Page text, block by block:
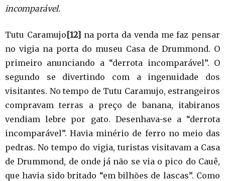
incomparável.
Tutu Caramujo[12]na porta da venda me faz pensar
no vigia na porta do museu Casa de Drummond. O
primeiro anunciando a “derrota incomparável”. O
segundo se divertindo com a ingenuidade dos
visitantes. No tempo de Tutu Caramujo, estrangeiros
compravam terras a preço de banana, itabiranos
vendiam lebre por gato. Desenhava-se a “derrota
incomparável”. Havia minério de ferro no meio das
pedras. No tempo do vigia, turistas visitavam a Casa
de Drummond, de onde já não se via o pico do Cauê,
que havia sido britado “em bilhões de lascas”. Como